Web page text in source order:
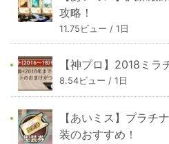
攻略！
11.75ビュー / 1日
【神プロ】2018ミラ
8.54ビュー / 1日
【あいミス】プラチ
装のおすすめ！